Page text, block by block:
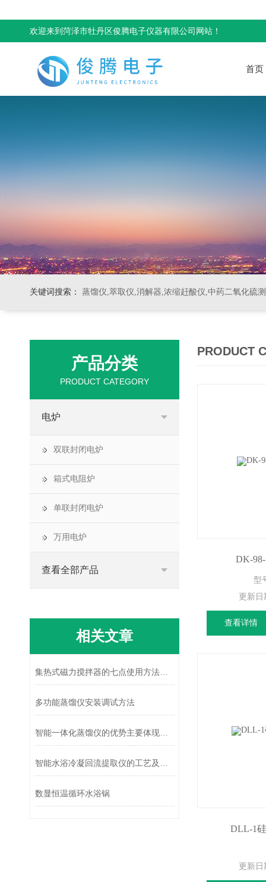
欢迎来到菏泽市牡丹区俊腾电子仪器有限公司网站！
首页
关键词搜索： 蒸馏仪,萃取仪,消解器,浓缩赶酸仪,中药二氧化硫
产品分类
PRODUCT CATEGORY
电炉
双联封闭电炉
箱式电阻炉
单联封闭电炉
万用电炉
查看全部产品
相关文章
集热式磁力搅拌器的七点使用方法准则
多功能蒸馏仪安装调试方法
智能一体化蒸馏仪的优势主要体现在以下几个方面
智能水浴冷凝回流提取仪的工艺及含量测定
数显恒温循环水浴锅
PRODUCT
DK-
型
更新日
查看详情
DLL-1
更新日